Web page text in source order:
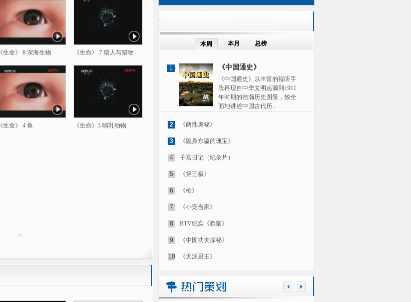
《生命》 8 深海生物 《生命》 7 猎人与猎物
《生命》 4 鱼 《生命》3 哺乳动物
>
本周 本月 总榜
1 《中国通史》
《中国通史》以丰富的视听手
段再现自中华文明起源到1911
年时期的浩瀚历史图景，较全
面地讲述中国古代历..
2 《两性奥秘》
3 《隐身东瀛的瑰宝》
4 子宫日记（纪录片）
5 《第三极》
6 《枪》
7 《小宠当家》
8 BTV纪实《档案》
9 《中国功夫探秘》
10 《天涯厨王》